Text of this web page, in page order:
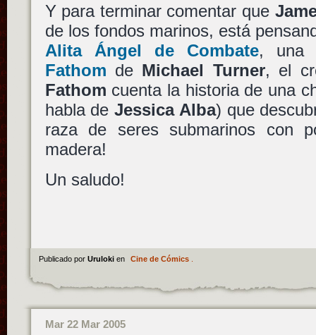
Y para terminar comentar que
de los fondos marinos, está
Alita Ángel de Combate, una
Fathom de Michael Turner, el
Fathom cuenta la historia de una
habla deJessica Alba) que
raza de seres submarinos con
madera!
Un saludo!
Publicado por Uruloki en Cine de Cómics.
Mar 22 Mar 2005